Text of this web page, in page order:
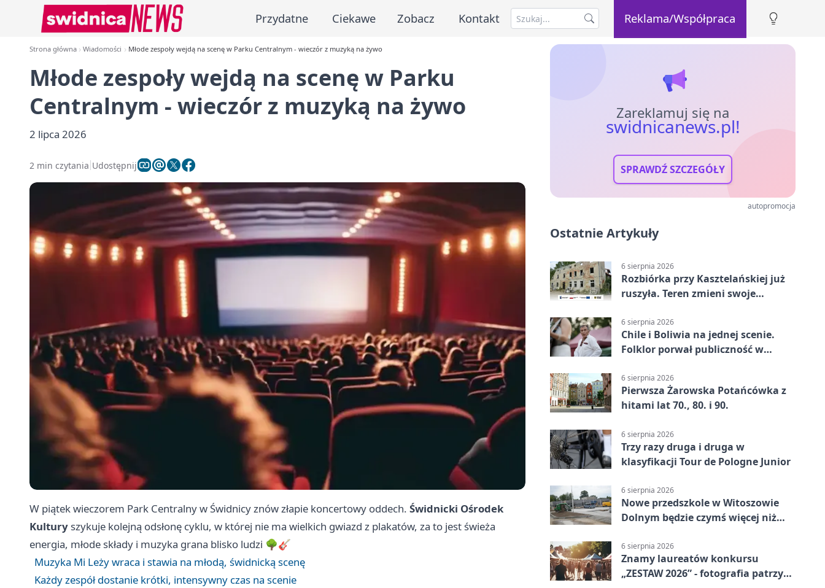
Przydatne Ciekawe Zobacz Kontakt Reklama/Współpraca
Strona główna Wiadomości Młode zespoły wejdą na scenę w Parku Centralnym - wieczór z muzyką na żywo
Młode zespoły wejdą na scenę w Parku
Centralnym - wieczór z muzyką na żywo
2 lipca 2026
2 min czytania Udostępnij
W piątek wieczorem Park Centralny w Świdnicy znów złapie koncertowy oddech. Świdnicki Ośrodek
Kultury szykuje kolejną odsłonę cyklu, w której nie ma wielkich gwiazd z plakatów, za to jest świeża
energia, młode składy i muzyka grana blisko ludzi 🌳🎸
Muzyka Mi Leży wraca i stawia na młodą, świdnicką scenę
Każdy zespół dostanie krótki, intensywny czas na scenie
Zareklamuj się na
swidnicanews.pl!
SPRAWDŹ SZCZEGÓŁY
autopromocja
Ostatnie Artykuły
6 sierpnia 2026
Rozbiórka przy Kasztelańskiej już
ruszyła. Teren zmieni swoje
6 sierpnia 2026
Chile i Boliwia na jednej scenie.
Folklor porwał publiczność w
6 sierpnia 2026
Pierwsza Żarowska Potańcówka z
hitami lat 70., 80. i 90.
6 sierpnia 2026
Trzy razy druga i druga w
klasyfikacji Tour de Pologne Junior
6 sierpnia 2026
Nowe przedszkole w Witoszowie
Dolnym będzie czymś więcej niż
6 sierpnia 2026
Znamy laureatów konkursu
„ZESTAW 2026” - fotografia patrzy